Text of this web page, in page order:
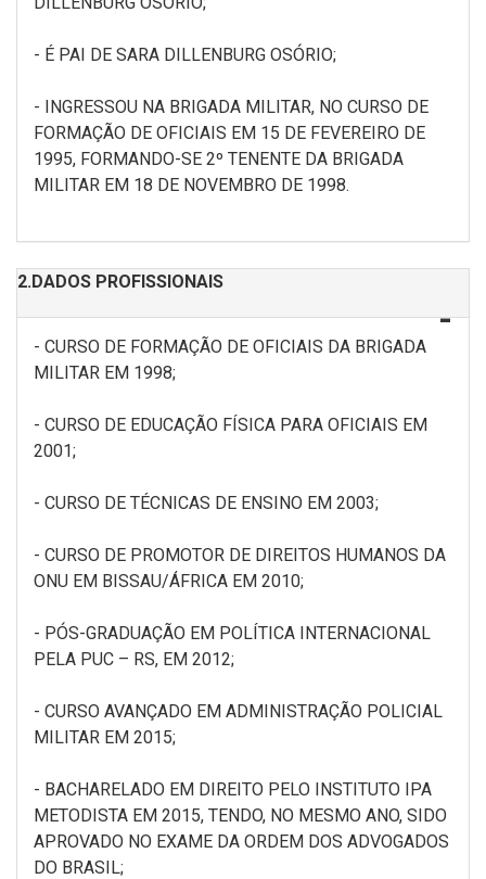
- É PAI DE SARA DILLENBURG OSÓRIO;
- INGRESSOU NA BRIGADA MILITAR, NO CURSO DE
FORMAÇÃO DE OFICIAIS EM 15 DE FEVEREIRO DE
1995, FORMANDO-SE 2º TENENTE DA BRIGADA
MILITAR EM 18 DE NOVEMBRO DE 1998.
2.DADOS PROFISSIONAIS
- CURSO DE FORMAÇÃO DE OFICIAIS DA BRIGADA
MILITAR EM 1998;
- CURSO DE EDUCAÇÃO FÍSICA PARA OFICIAIS EM
2001;
- CURSO DE TÉCNICAS DE ENSINO EM 2003;
- CURSO DE PROMOTOR DE DIREITOS HUMANOS DA
ONU EM BISSAU/ÁFRICA EM 2010;
- PÓS-GRADUAÇÃO EM POLÍTICA INTERNACIONAL
PELA PUC – RS, EM 2012;
- CURSO AVANÇADO EM ADMINISTRAÇÃO POLICIAL
MILITAR EM 2015;
- BACHARELADO EM DIREITO PELO INSTITUTO IPA
METODISTA EM 2015, TENDO, NO MESMO ANO, SIDO
APROVADO NO EXAME DA ORDEM DOS ADVOGADOS
DO BRASIL;